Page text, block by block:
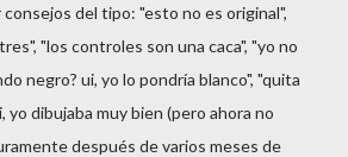
del tipo: "esto no es original",
"los controles son una caca", "yo no
negro? ui, yo lo pondría blanco", "quita
yo dibujaba muy bien (pero ahora no
después de varios meses de